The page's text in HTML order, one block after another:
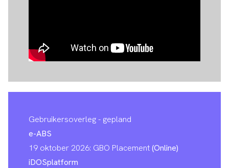
Gebruikersoverleg - gepland
e-ABS
19 oktober 2026: GBO Placement(Online)
iDOSplatform